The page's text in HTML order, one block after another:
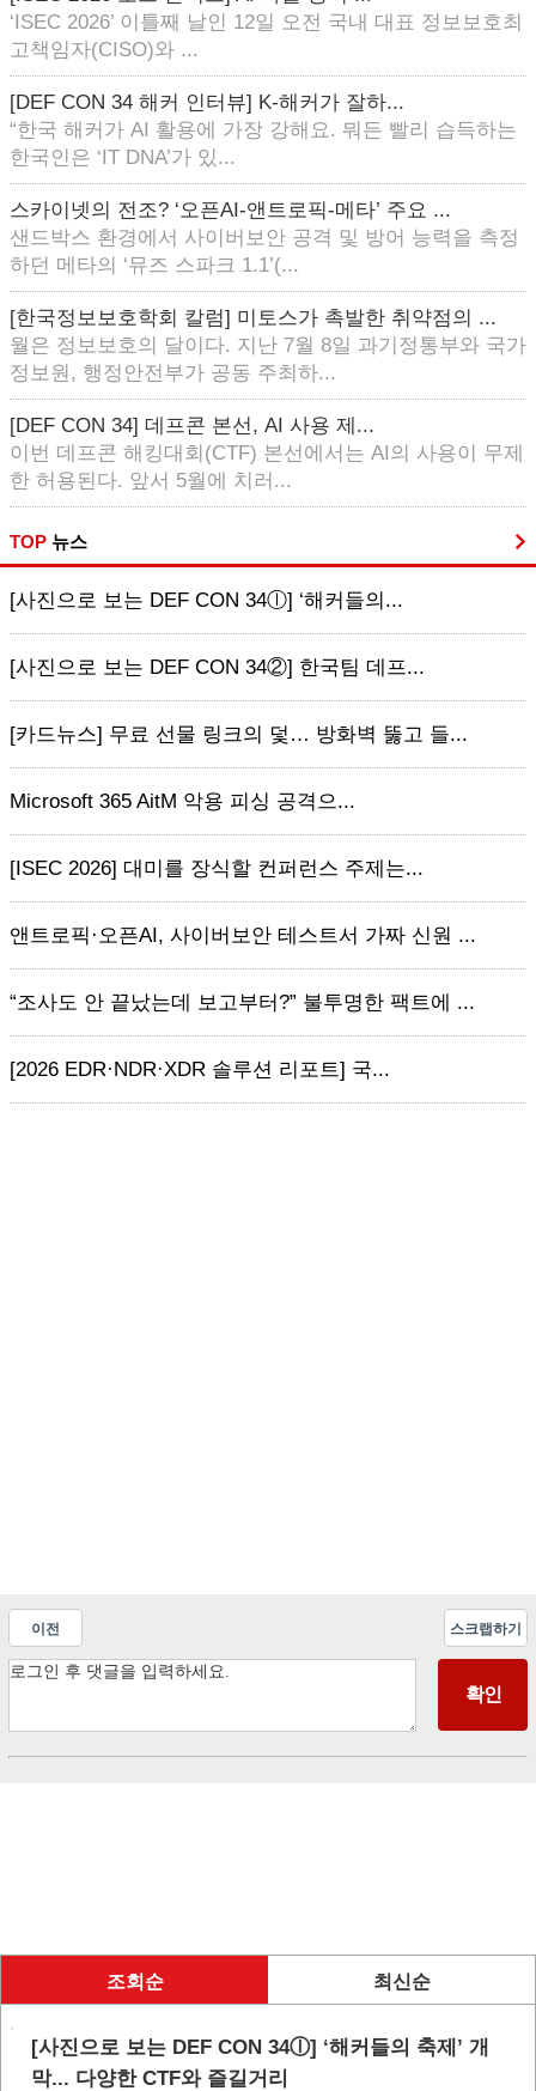
‘ISEC 2026’ 이틀째 날인 12일 오전 국내 대표 정보보호최
고책임자(CISO)와 ...
[DEF CON 34 해커 인터뷰] K-해커가 잘하...
“한국 해커가 AI 활용에 가장 강해요. 뭐든 빨리 습득하는
한국인은 ‘IT DNA’가 있...
스카이넷의 전조? ‘오픈AI-앤트로픽-메타’ 주요 ...
샌드박스 환경에서 사이버보안 공격 및 방어 능력을 측정
하던 메타의 ‘뮤즈 스파크 1.1’(...
[한국정보보호학회 칼럼] 미토스가 촉발한 취약점의 ...
월은 정보보호의 달이다. 지난 7월 8일 과기정통부와 국가
정보원, 행정안전부가 공동 주최하...
[DEF CON 34] 데프콘 본선, AI 사용 제...
이번 데프콘 해킹대회(CTF) 본선에서는 AI의 사용이 무제
한 허용된다. 앞서 5월에 치러...
TOP 뉴스
[사진으로 보는 DEF CON 34ⓛ] ‘해커들의...
[사진으로 보는 DEF CON 34②] 한국팀 데프...
[카드뉴스] 무료 선물 링크의 덫… 방화벽 뚫고 들...
Microsoft 365 AitM 악용 피싱 공격으...
[ISEC 2026] 대미를 장식할 컨퍼런스 주제는...
앤트로픽·오픈AI, 사이버보안 테스트서 가짜 신원 ...
“조사도 안 끝났는데 보고부터?” 불투명한 팩트에 ...
[2026 EDR·NDR·XDR 솔루션 리포트] 국...
이전 스크랩하기
조회순 최신순
[사진으로 보는 DEF CON 34ⓛ] ‘해커들의 축제’ 개
막... 다양한 CTF와 즐길거리